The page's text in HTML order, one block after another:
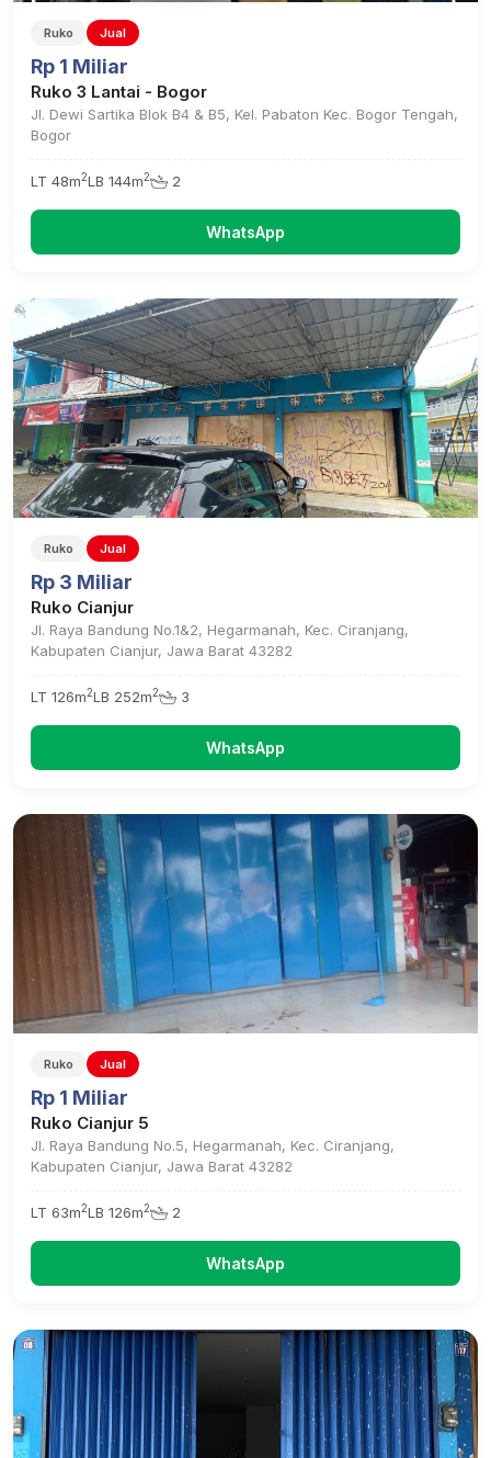
Ruko Jual
Rp 1 Miliar
Ruko 3 Lantai - Bogor
Jl. Dewi Sartika Blok B4 & B5, Kel. Pabaton Kec. Bogor Tengah,
Bogor
LT 48m2LB 144m2 2
WhatsApp
Ruko Jual
Rp 3 Miliar
Ruko Cianjur
Jl. Raya Bandung No.1&2, Hegarmanah, Kec. Ciranjang,
Kabupaten Cianjur, Jawa Barat 43282
LT 126m2LB 252m2 3
WhatsApp
Ruko Jual
Rp 1 Miliar
Ruko Cianjur 5
Jl. Raya Bandung No.5, Hegarmanah, Kec. Ciranjang,
Kabupaten Cianjur, Jawa Barat 43282
LT 63m2LB 126m2 2
WhatsApp